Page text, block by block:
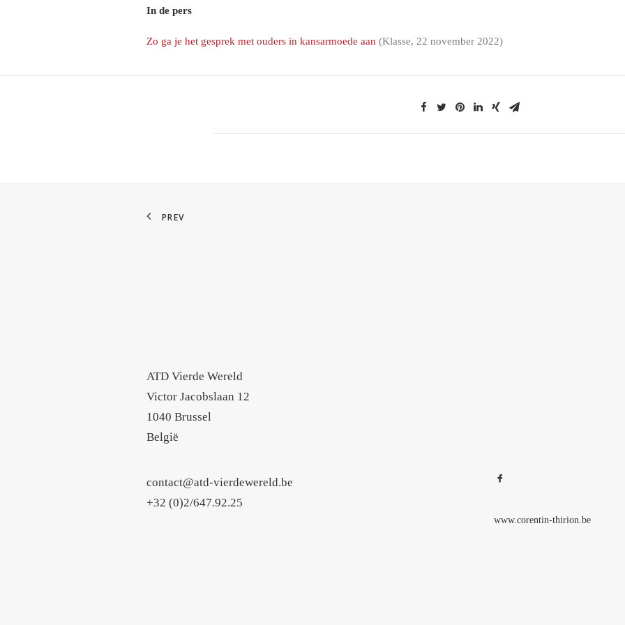
In de pers
Zo ga je het gesprek met ouders in kansarmoede aan (Klasse, 22 november 2022)
PREV
ATD Vierde Wereld
Victor Jacobslaan 12
1040 Brussel
België
contact@atd-vierdewereld.be
+32 (0)2/647.92.25
www.corentin-thirion.be